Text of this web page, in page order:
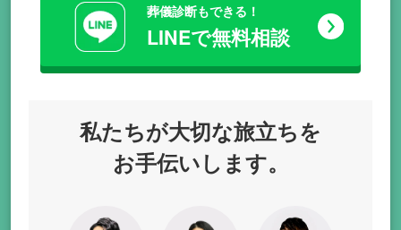
葬儀診断もできる！
LINEで無料相談
私たちが大切な旅立ちを
お手伝いします。